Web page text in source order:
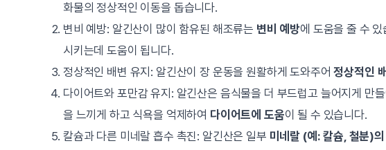
화물의 정상적인 이동을 돕습니다.
변비 예방: 알긴산이 많이 함유된 해조류는 변비 예방에 도움을 줄 수
시키는데 도움이 됩니다.
정상적인 배변 유지: 알긴산이 장 운동을 원활하게 도와주어정상적인
다이어트와 포만감 유지: 알긴산은 음식물을 더 부드럽고 늘어지게 만
을 느끼게 하고 식욕을 억제하여 다이어트에 도움이 될 수 있습니다.
칼슘과 다른 미네랄 흡수 촉진: 알긴산은 일부 미네랄 (예: 칼슘, 철분)